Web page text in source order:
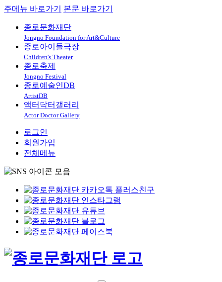
주메뉴 바로가기 본문 바로가기
종로문화재단
Jongno Foundation for Art&Culture
종로아이들극장
Children's Theater
종로축제
Jongno Festival
종로예술인DB
ArtistDB
액터닥터갤러리
Actor Doctor Gallery
로그인
회원가입
전체메뉴